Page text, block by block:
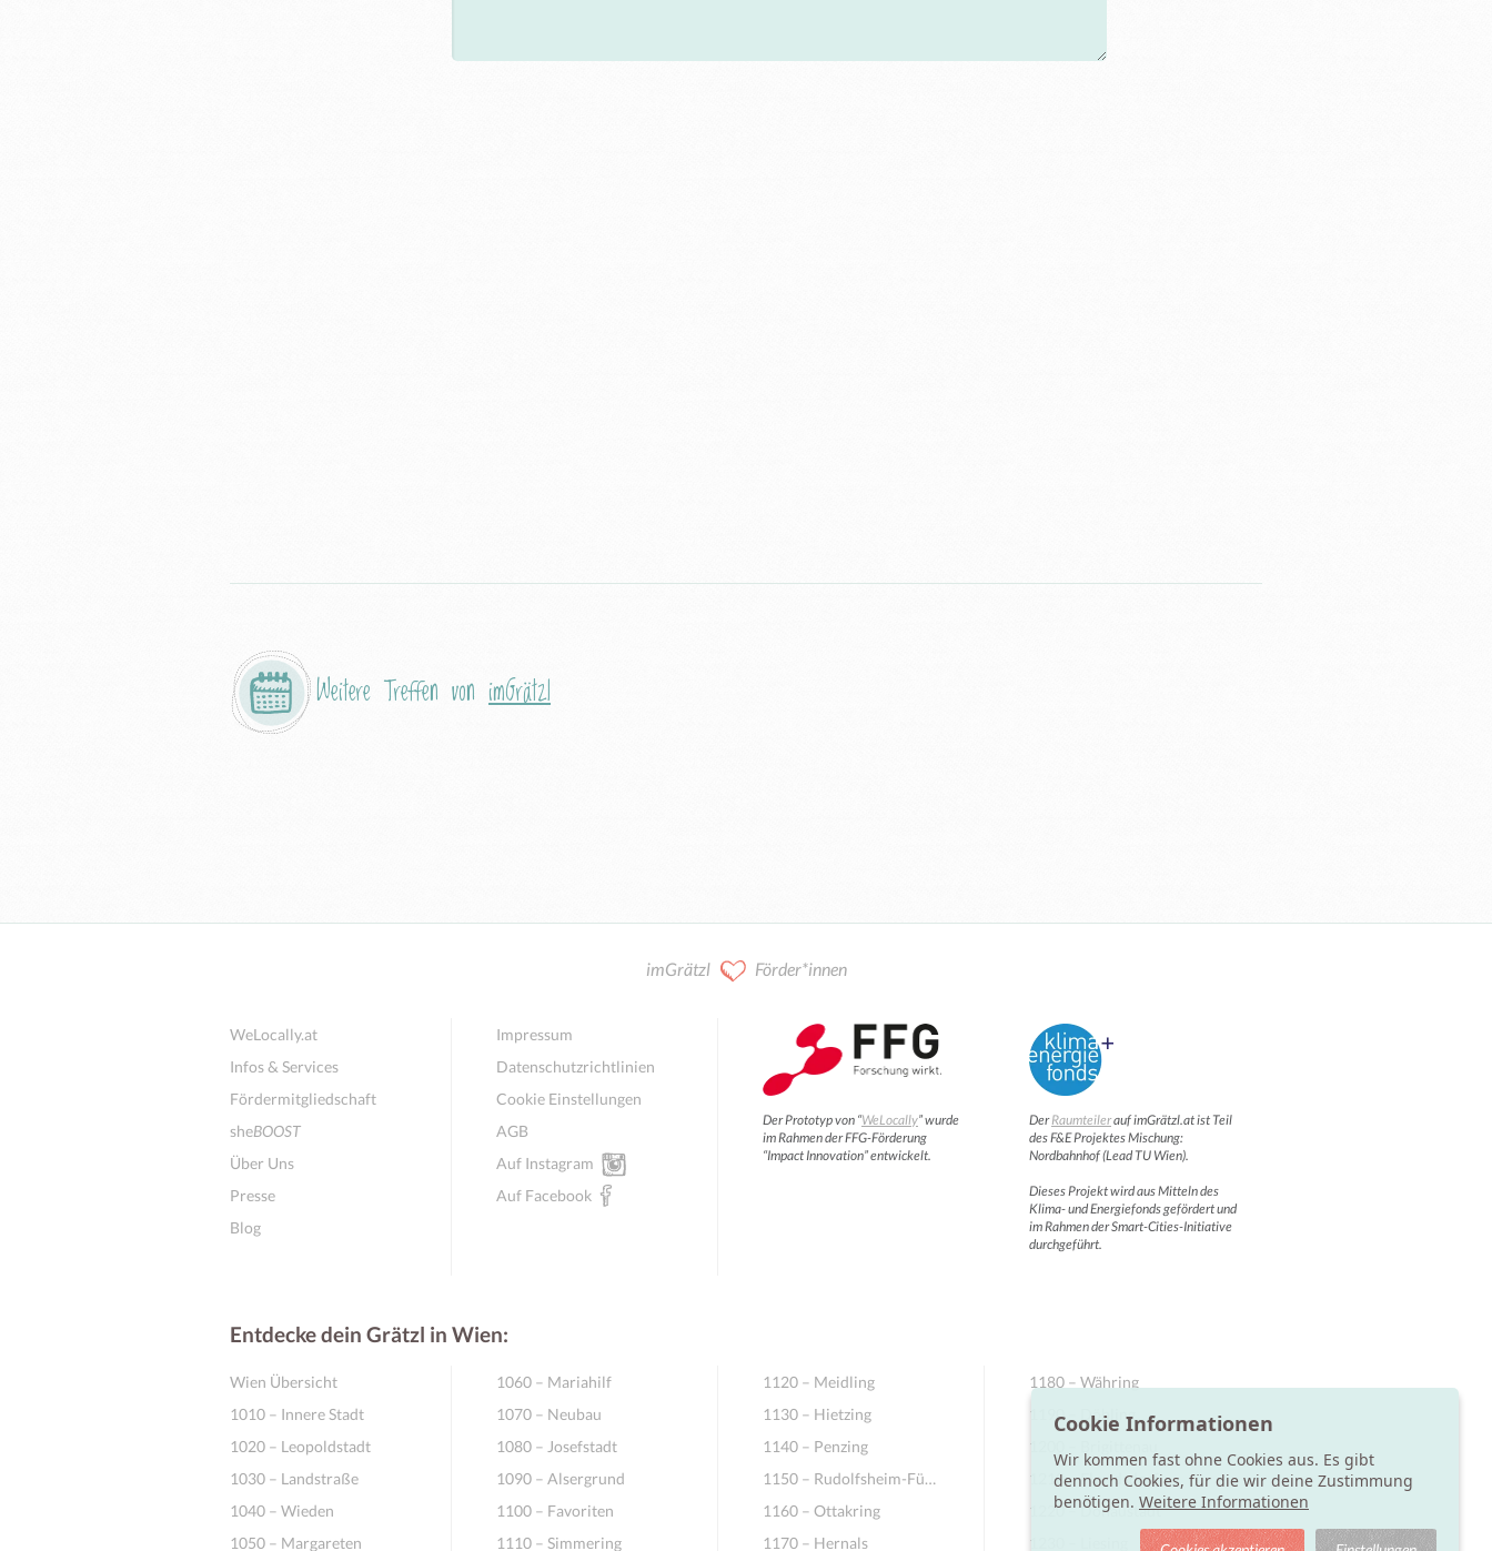
Weitere Treffen von imGrätzl
imGrätzl Förder*innen
WeLocally.at
Infos & Services
Fördermitgliedschaft
sheBOOST
Über Uns
Presse
Blog
Impressum
Datenschutzrichtlinien
Cookie Einstellungen
AGB
Auf Instagram
Auf Facebook
Der Prototyp von “WeLocally” wurde
im Rahmen der FFG-Förderung
“Impact Innovation” entwickelt.
DerRaumteilerauf imGrätzl.at ist Teil
des F&E Projektes Mischung:
Nordbahnhof (Lead TU Wien).
Dieses Projekt wird aus Mitteln des
Klima- und Energiefonds gefördert und
im Rahmen der Smart-Cities-Initiative
durchgeführt.
Entdecke dein Grätzl in Wien:
Wien Übersicht
1010 – Innere Stadt
1020 – Leopoldstadt
1030 – Landstraße
1040 – Wieden
1050 – Margareten
1060 – Mariahilf
1070 – Neubau
1080 – Josefstadt
1090 – Alsergrund
1100 – Favoriten
1110 – Simmering
1120 – Meidling
1130 – Hietzing
1140 – Penzing
1150 – Rudolfsheim-Fünfhaus
1160 – Ottakring
1170 – Hernals
1180 – Währing
1190 – Döbling
1200 – Brigittenau
1210 – Floridsdorf
1220 – Donaustadt
1230 – Liesing
Cookie Informationen
Wir kommen fast ohne Cookies aus. Es gibt
dennoch Cookies, für die wir deine Zustimmung
benötigen. Weitere Informationen